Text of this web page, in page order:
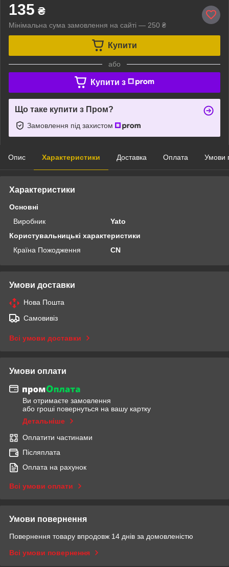
135 ₴
Мінімальна сума замовлення на сайті — 250 ₴
Купити
або
Купити з
Що таке купити з Пром?
Замовлення під захистом
Опис Характеристики Доставка Оплата Умови
Характеристики
Основні
Виробник
Yato
Користувальницькі характеристики
Країна Пожодження
CN
Умови доставки
Нова Пошта
Самовивіз
Всі умови доставки
Умови оплати
Ви отримаєте замовлення
або гроші повернуться на вашу картку
Детальніше
Оплатити частинами
Післяплата
Оплата на рахунок
Всі умови оплати
Умови повернення
Повернення товару впродовж 14 днів за домовленістю
Всі умови повернення